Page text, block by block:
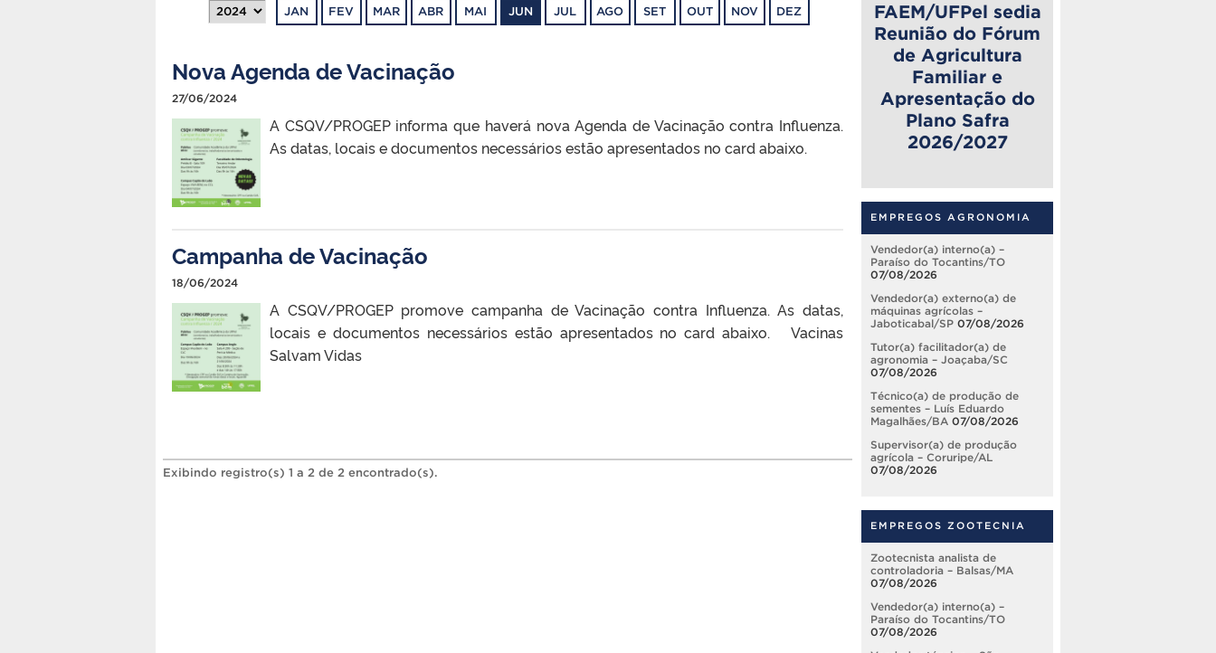
JAN FEV MAR ABR MAI JUN JUL AGO SET OUT NOV DEZ
Nova Agenda de Vacinação
27/06/2024
A CSQV/PROGEP informa que haverá nova Agenda de Vacinação contra Influenza.
As datas, locais e documentos necessários estão apresentados no card abaixo.
Campanha de Vacinação
18/06/2024
A CSQV/PROGEP promove campanha de Vacinação contra Influenza. As datas,
locais e documentos necessários estão apresentados no card abaixo. Vacinas
Salvam Vidas
Exibindo registro(s) 1 a 2 de 2 encontrado(s).
FAEM/UFPel sedia
Reunião do Fórum
de Agricultura
Familiar e
Apresentação do
Plano Safra
2026/2027
EMPREGOS AGRONOMIA
Vendedor(a) interno(a) –
Paraíso do Tocantins/TO
07/08/2026
Vendedor(a) externo(a) de
máquinas agrícolas –
Jaboticabal/SP 07/08/2026
Tutor(a) facilitador(a) de
agronomia – Joaçaba/SC
07/08/2026
Técnico(a) de produção de
sementes – Luís Eduardo
Magalhães/BA 07/08/2026
Supervisor(a) de produção
agrícola – Coruripe/AL
07/08/2026
EMPREGOS ZOOTECNIA
Zootecnista analista de
controladoria – Balsas/MA
07/08/2026
Vendedor(a) interno(a) –
Paraíso do Tocantins/TO
07/08/2026